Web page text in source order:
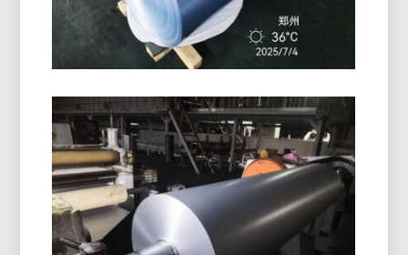
design leve.
Rolo De Folha De Alumínio
Revestido De PE
O rolo de folha de alumínio revestido com PE de
alta qualidade oferece excelente proteção de
superfície, Resistência à umidade, e desempenho
confiável para embalagem e isolamento.